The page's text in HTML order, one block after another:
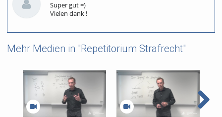
Super gut =)
Vielen dank !
Mehr Medien in "Repetitorium Strafrecht"